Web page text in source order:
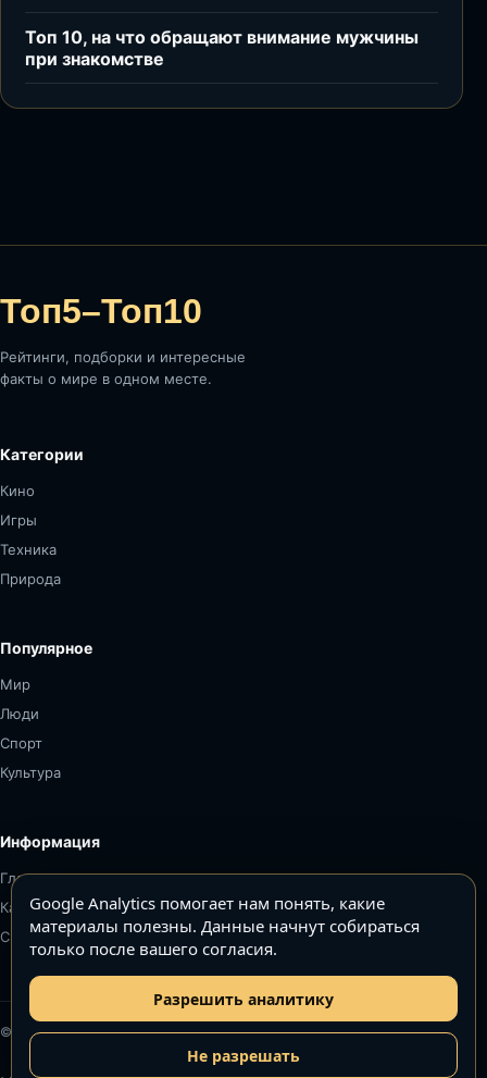
Топ 10, на что обращают внимание мужчины
при знакомстве
Топ5–Топ10
Рейтинги, подборки и интересные
факты о мире в одном месте.
Категории
Кино
Игры
Техника
Природа
Популярное
Мир
Люди
Спорт
Культура
Информация
Главная
Карта сайта
Связаться
© Топ5–Топ10. Все права защищены.
Google Analytics помогает нам понять, какие
материалы полезны. Данные начнут собираться
только после вашего согласия.
Разрешить аналитику
Не разрешать